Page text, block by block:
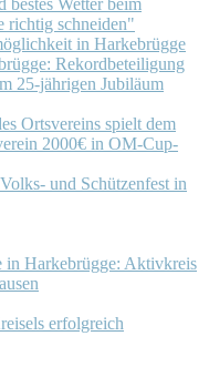
bestes Wetter beim
richtig schneiden"
in Harkebrügge
Rekordbeteiligung
25-jährigen Jubiläum
Ortsvereins spielt dem
2000€ in OM-Cup-
und Schützenfest in
in Harkebrügge: Aktivkreis
erfolgreich